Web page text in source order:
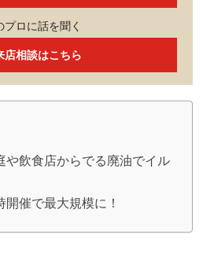
プロに話を聞く
店相談はこちら
や飲食店からでる廃油でイル
催で最大規模に！